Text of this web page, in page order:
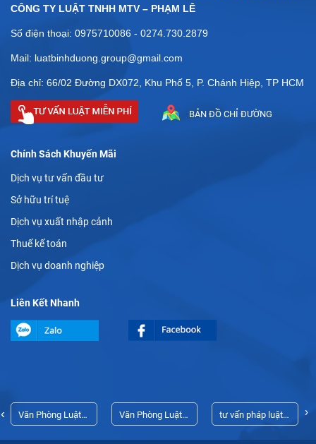
CÔNG TY LUẬT TNHH MTV – PHẠM LÊ
Số điện thoại: 0975710086 - 0274.730.2879
Mail: luatbinhduong.group@gmail.com
Địa chỉ: 66/02 Đường DX072, Khu Phố 5, P. Chánh Hiệp, TP HCM
BẢN ĐỒ CHỈ ĐƯỜNG
Chính Sách Khuyến Mãi
Dịch vụ tư vấn đầu tư
Sở hữu trí tuệ
Dịch vụ xuất nhập cảnh
Thuế kế toán
Dịch vụ doanh nghiệp
Liên Kết Nhanh
Văn Phòng Luật
Sư Thủ Dầu Một
Văn Phòng Luật
Sư Thủ Dầu Một
tư vấn pháp luật
doanh nghiệp
‹ ›